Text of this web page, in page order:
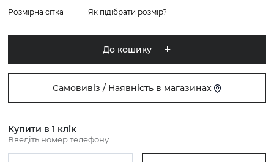
Розмірна сітка Як підібрати розмір?
До кошику
Самовивіз / Наявність в магазинах
Купити в 1 клік
Введіть номер телефону